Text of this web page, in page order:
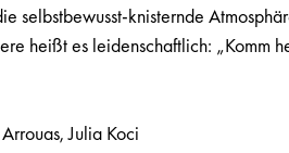
selbstbewusst-knisternde
heißt es leidenschaftlich: „Komm
Julia Koci